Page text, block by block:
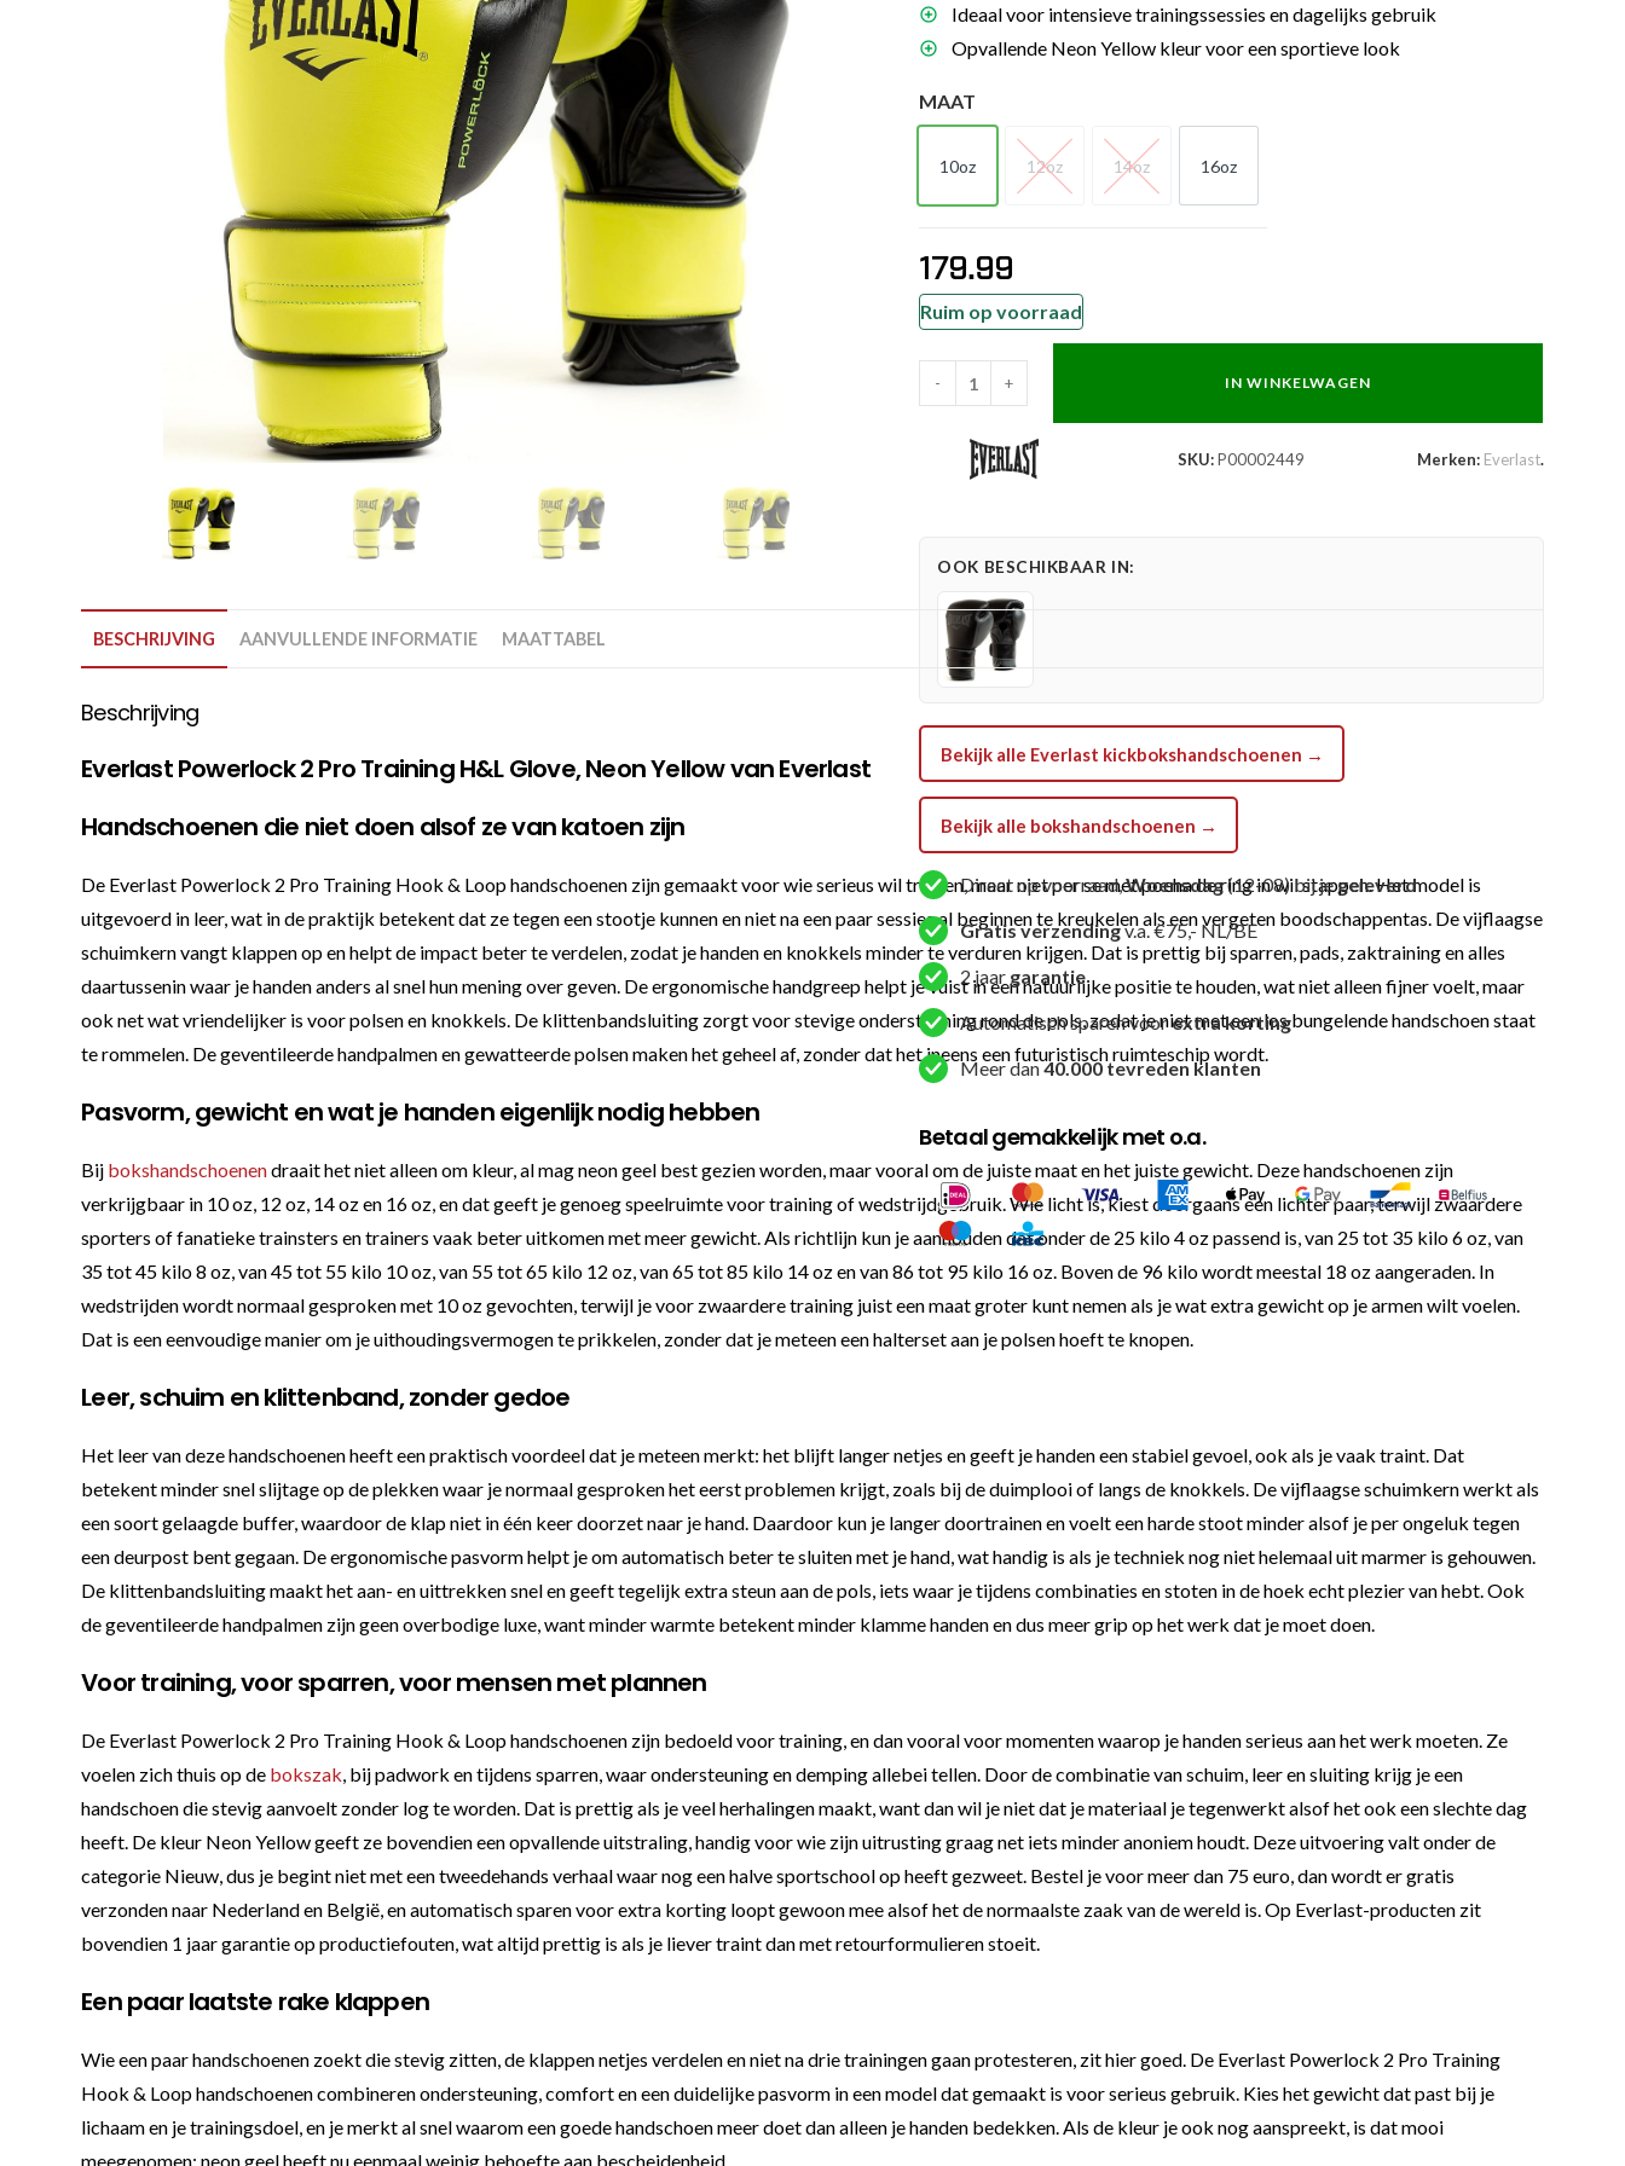
Brazilian Jiu jitsu
Voor dames
Zakhandschoenen
Trainingsartikelen
Bokszak
Bevestigingsmateriaal
bokszak
Bokspoppen
Stoot- en trapkussens
Stootkussens en pads
Ideaal voor intensieve trainingssessies en dagelijks gebruik
Opvallende Neon Yellow kleur voor een sportieve look
MAAT
10oz
10oz
12oz
12oz
14oz
14oz
16oz
16oz
179.99
Ruim op voorraad
Everlast
Training
H&L
Glove
aantal
- + IN WINKELWAGEN
SKU:P00002449 Merken: Everlast.
OOK BESCHIKBAAR IN:
Bekijk alle Everlast kickbokshandschoenen →
Bekijk alle bokshandschoenen →
Direct op voorraad,Woensdag(12-08) bij jegeleverd
Gratis verzendingv.a. €75,- NL/BE
2 jaar garantie
Automatisch sparen voorextra korting
Meer dan40.000 tevreden klanten
Betaal gemakkelijk met o.a.
BESCHRIJVING AANVULLENDE INFORMATIE MAATTABEL
Beschrijving
Everlast Powerlock 2 Pro Training H&L Glove, Neon Yellow van Everlast
Handschoenen die niet doen alsof ze van katoen zijn
De Everlast Powerlock 2 Pro Training Hook & Loop handschoenen zijn gemaakt voor wie serieus wil trainen, maar niet per se met poeha de ring in wil stappen. Het model is
uitgevoerd in leer, wat in de praktijk betekent dat ze tegen een stootje kunnen en niet na een paar sessies al beginnen te kreukelen als een vergeten boodschappentas. De vijflaagse
schuimkern vangt klappen op en helpt de impact beter te verdelen, zodat je handen en knokkels minder te verduren krijgen. Dat is prettig bij sparren, pads, zaktraining en alles
daartussenin waar je handen anders al snel hun mening over geven. De ergonomische handgreep helpt je vuist in een natuurlijke positie te houden, wat niet alleen fijner voelt, maar
ook net wat vriendelijker is voor polsen en knokkels. De klittenbandsluiting zorgt voor stevige ondersteuning rond de pols, zodat je niet met een los bungelende handschoen staat
te rommelen. De geventileerde handpalmen en gewatteerde polsen maken het geheel af, zonder dat het ineens een futuristisch ruimteschip wordt.
Pasvorm, gewicht en wat je handen eigenlijk nodig hebben
Bij bokshandschoenendraait het niet alleen om kleur, al mag neon geel best gezien worden, maar vooral om de juiste maat en het juiste gewicht. Deze handschoenen zijn
verkrijgbaar in 10 oz, 12 oz, 14 oz en 16 oz, en dat geeft je genoeg speelruimte voor training of wedstrijdgebruik. Wie licht is, kiest doorgaans een lichter paar, terwijl zwaardere
sporters of fanatieke trainsters en trainers vaak beter uitkomen met meer gewicht. Als richtlijn kun je aanhouden dat onder de 25 kilo 4 oz passend is, van 25 tot 35 kilo 6 oz, van
35 tot 45 kilo 8 oz, van 45 tot 55 kilo 10 oz, van 55 tot 65 kilo 12 oz, van 65 tot 85 kilo 14 oz en van 86 tot 95 kilo 16 oz. Boven de 96 kilo wordt meestal 18 oz aangeraden. In
wedstrijden wordt normaal gesproken met 10 oz gevochten, terwijl je voor zwaardere training juist een maat groter kunt nemen als je wat extra gewicht op je armen wilt voelen.
Dat is een eenvoudige manier om je uithoudingsvermogen te prikkelen, zonder dat je meteen een halterset aan je polsen hoeft te knopen.
Leer, schuim en klittenband, zonder gedoe
Het leer van deze handschoenen heeft een praktisch voordeel dat je meteen merkt: het blijft langer netjes en geeft je handen een stabiel gevoel, ook als je vaak traint. Dat
betekent minder snel slijtage op de plekken waar je normaal gesproken het eerst problemen krijgt, zoals bij de duimplooi of langs de knokkels. De vijflaagse schuimkern werkt als
een soort gelaagde buffer, waardoor de klap niet in één keer doorzet naar je hand. Daardoor kun je langer doortrainen en voelt een harde stoot minder alsof je per ongeluk tegen
een deurpost bent gegaan. De ergonomische pasvorm helpt je om automatisch beter te sluiten met je hand, wat handig is als je techniek nog niet helemaal uit marmer is gehouwen.
De klittenbandsluiting maakt het aan- en uittrekken snel en geeft tegelijk extra steun aan de pols, iets waar je tijdens combinaties en stoten in de hoek echt plezier van hebt. Ook
de geventileerde handpalmen zijn geen overbodige luxe, want minder warmte betekent minder klamme handen en dus meer grip op het werk dat je moet doen.
Voor training, voor sparren, voor mensen met plannen
De Everlast Powerlock 2 Pro Training Hook & Loop handschoenen zijn bedoeld voor training, en dan vooral voor momenten waarop je handen serieus aan het werk moeten. Ze
voelen zich thuis op de bokszak, bij padwork en tijdens sparren, waar ondersteuning en demping allebei tellen. Door de combinatie van schuim, leer en sluiting krijg je een
handschoen die stevig aanvoelt zonder log te worden. Dat is prettig als je veel herhalingen maakt, want dan wil je niet dat je materiaal je tegenwerkt alsof het ook een slechte dag
heeft. De kleur Neon Yellow geeft ze bovendien een opvallende uitstraling, handig voor wie zijn uitrusting graag net iets minder anoniem houdt. Deze uitvoering valt onder de
categorie Nieuw, dus je begint niet met een tweedehands verhaal waar nog een halve sportschool op heeft gezweet. Bestel je voor meer dan 75 euro, dan wordt er gratis
verzonden naar Nederland en België, en automatisch sparen voor extra korting loopt gewoon mee alsof het de normaalste zaak van de wereld is. Op Everlast-producten zit
bovendien 1 jaar garantie op productiefouten, wat altijd prettig is als je liever traint dan met retourformulieren stoeit.
Een paar laatste rake klappen
Wie een paar handschoenen zoekt die stevig zitten, de klappen netjes verdelen en niet na drie trainingen gaan protesteren, zit hier goed. De Everlast Powerlock 2 Pro Training
Hook & Loop handschoenen combineren ondersteuning, comfort en een duidelijke pasvorm in een model dat gemaakt is voor serieus gebruik. Kies het gewicht dat past bij je
lichaam en je trainingsdoel, en je merkt al snel waarom een goede handschoen meer doet dan alleen je handen bedekken. Als de kleur je ook nog aanspreekt, is dat mooi
meegenomen; neon geel heeft nu eenmaal weinig behoefte aan bescheidenheid.